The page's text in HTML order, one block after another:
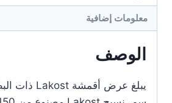
معلومات إضافية
الوصف